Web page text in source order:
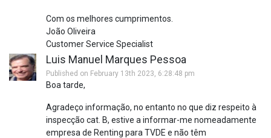
Com os melhores cumprimentos.
João Oliveira
Customer Service Specialist
Luis Manuel Marques Pessoa
Published on February 13th 2023, 6:28:48 pm
Boa tarde,
Agradeço informação, no entanto no que diz respeito à
inspecção cat. B, estive a informar-me nomeadamente
empresa de Renting para TVDE e não têm